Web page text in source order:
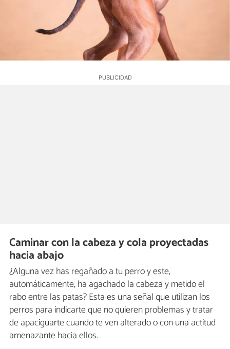
Caminar con la cabeza y cola proyectadas
hacia abajo
¿Alguna vez has regañado a tu perro y este,
automáticamente, ha agachado la cabeza y metido el
rabo entre las patas? Esta es una señal que utilizan los
perros para indicarte que no quieren problemas y tratar
de apaciguarte cuando te ven alterado o con una actitud
amenazante hacia ellos.